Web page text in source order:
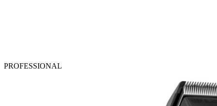
PROFESSIONAL